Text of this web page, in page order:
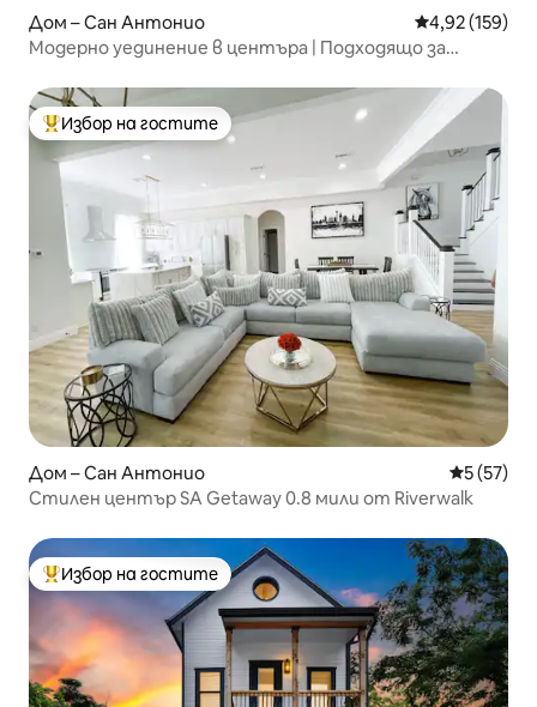
Дом – Сан Антонио Средна
4,92 (159)
Модерно уединение в центъра | Подходящо за
Най-популярен избор на гостите
Избор на гостите
Дом – Сан Антонио Средна
5 (57)
Стилен център SA Getaway 0.8 мили от Riverwalk
Най-популярен избор на гостите
Избор на гостите